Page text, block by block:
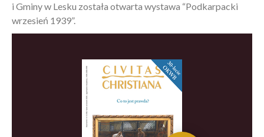
i Gminy w Lesku została otwarta wystawa “Podkarpacki
wrzesień 1939”.